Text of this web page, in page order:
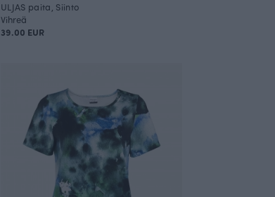
ULJAS paita, Siinto
Vihreä
39.00 EUR